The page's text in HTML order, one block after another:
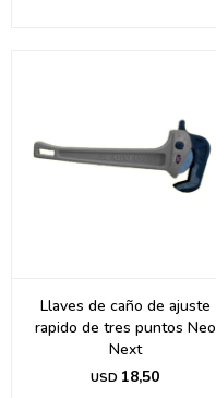
Llaves de caño de ajuste
rapido de tres puntos Neo
Next
USD 18,50